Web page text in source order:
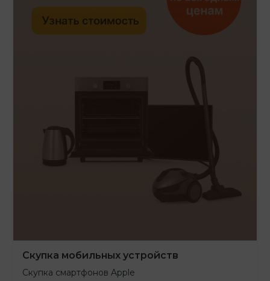
Скупка мобильных устройств
Скупка смартфонов Apple